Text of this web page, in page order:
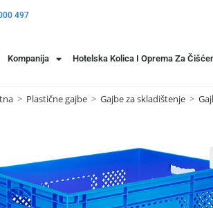
497
Kompanija Hotelska Kolica I Oprema Za
> Plastične gajbe > Gajbe za skladištenje >